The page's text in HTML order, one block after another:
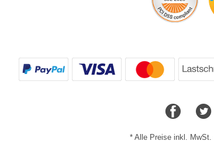
* Alle Preise inkl.